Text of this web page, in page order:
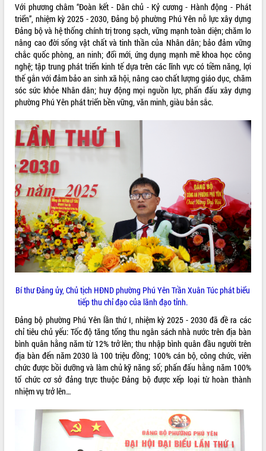
vùng trồng và doanh nghiệp đóng gói
sầu riêng tại Đắk Lắk
Trình diễn nghệ thuật chế biến các
món ăn từ sầu riêng
Đắk Lắk công bố Quy hoạch và xúc
tiến đầu tư tỉnh
Ngành cá ngừ Đắk Lắk chủ động thích
ứng để giữ vững thị trường xuất khẩu
Diễn đàn Kinh tế tư nhân Việt Nam đột
phá cơ chế - Hợp tác công tư
Đề án 06 tạo bước ngoặt đột phá trong
cải cách hành chính tỉnh Đắk Lắk
Kết nối tour, đẩy mạnh chuyển đổi số
để phát triển du lịch Đắk Lắk
Khởi động Dự án Đầu tư xây dựng hạ
tầng kỹ thuật Cụm công nghiệp Tân
Tiến
Gặp mặt các cơ quan báo chí nhân Kỷ
niệm 101 năm Ngày Báo chí Cách
mạng Việt Nam
Đắk Lắk sơ kết 4 năm triển khai thực
hiện Đề án 06 của Chính phủ
Họp báo thông tin về Hội nghị Công bố
Quy hoạch và Xúc tiến đầu tư tỉnh Đắk
Lắk
Khơi thông điểm nghẽn, đẩy nhanh
giải ngân vốn khắc phục thiên tai
HĐND tỉnh thông qua điều chỉnh Quy
hoạch tỉnh thời kỳ 2021-2030
Hội thảo góp ý hồ sơ điều chỉnh quy
tầm nhìn đến năm 2050
Nâng cao hiệu quả hoạt động của các
doanh nghiệp nhà nước
Với phương châm “Đoàn kết - Dân chủ - Kỷ cương - Hành động - Phát
triển”, nhiệm kỳ 2025 - 2030, Đảng bộ phường Phú Yên nỗ lực xây dựng
Đảng bộ và hệ thống chính trị trong sạch, vững mạnh toàn diện; chăm lo
nâng cao đời sống vật chất và tinh thần của Nhân dân; bảo đảm vững
chắc quốc phòng, an ninh; đổi mới, ứng dụng mạnh mẽ khoa học công
nghệ; tập trung phát triển kinh tế dựa trên các lĩnh vực có tiềm năng, lợi
thế gắn với đảm bảo an sinh xã hội, nâng cao chất lượng giáo dục, chăm
sóc sức khỏe Nhân dân; huy động mọi nguồn lực, phấn đấu xây dựng
phường Phú Yên phát triển bền vững, văn minh, giàu bản sắc.
Bí thư Đảng ủy, Chủ tịch HĐND phường Phú Yên Trần Xuân Túc phát biểu
tiếp thu chỉ đạo của lãnh đạo tỉnh.
Đảng bộ phường Phú Yên lần thứ I, nhiệm kỳ 2025 - 2030 đã đề ra các
chỉ tiêu chủ yếu: Tốc độ tăng tổng thu ngân sách nhà nước trên địa bàn
bình quân hằng năm từ 12% trở lên; thu nhập bình quân đầu người trên
địa bàn đến năm 2030 là 100 triệu đồng; 100% cán bộ, công chức, viên
chức được bồi dưỡng và làm chủ kỹ năng số; phấn đấu hằng năm 100%
tổ chức cơ sở đảng trực thuộc Đảng bộ được xếp loại từ hoàn thành
nhiệm vụ trở lên…